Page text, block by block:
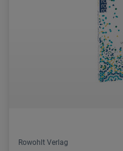
Rowohlt Verlag